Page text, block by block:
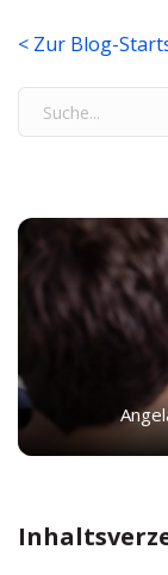
< Zur Blog-